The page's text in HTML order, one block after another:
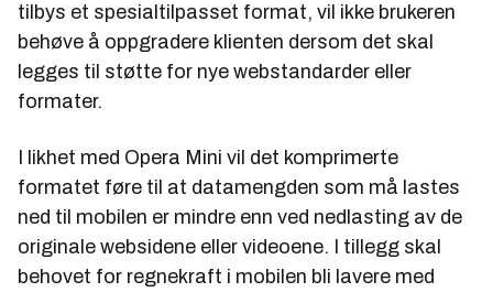
tilbys et spesialtilpasset format, vil ikke brukeren
behøve å oppgradere klienten dersom det skal
legges til støtte for nye webstandarder eller
formater.
I likhet med Opera Mini vil det komprimerte
formatet føre til at datamengden som må lastes
ned til mobilen er mindre enn ved nedlasting av de
originale websidene eller videoene. I tillegg skal
behovet for regnekraft i mobilen bli lavere med